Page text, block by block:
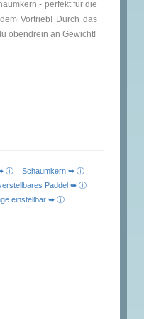
- perfekt für die
Vortrieb! Durch das
obendrein an Gewicht!
➥ ⓘSchaumkern ➥ ⓘ
Paddel ➥ ⓘ
einstellbar ➥ ⓘ